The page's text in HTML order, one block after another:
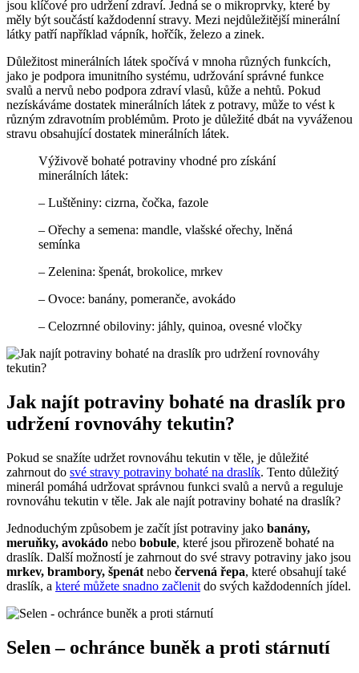
jsou klíčové pro udržení zdraví. Jedná se o mikroprvky, které by
měly být součástí každodenní stravy. Mezi nejdůležitější minerální
látky patří například vápník, hořčík, železo a zinek.
Důležitost minerálních látek spočívá v mnoha různých funkcích,
jako je podpora imunitního systému, udržování správné funkce
svalů a nervů nebo podpora zdraví vlasů, kůže a nehtů. Pokud
nezískáváme dostatek minerálních látek z potravy, může to vést k
různým zdravotním problémům. Proto je důležité dbát na vyváženou
stravu obsahující dostatek minerálních látek.
Výživově bohaté potraviny vhodné pro získání
minerálních látek:
– Luštěniny: cizrna, čočka, fazole
– Ořechy a semena: mandle, vlašské ořechy, lněná
semínka
– Zelenina: špenát, brokolice, mrkev
– Ovoce: banány, pomeranče, avokádo
– Celozrnné obiloviny: jáhly, quinoa, ovesné vločky
Jak najít potraviny bohaté na draslík pro
udržení rovnováhy tekutin?
Pokud se snažíte udržet rovnováhu tekutin v těle, je důležité
zahrnout do své stravy potraviny bohaté na draslík. Tento důležitý
minerál pomáhá udržovat správnou funkci svalů a nervů a reguluje
rovnováhu tekutin v těle. Jak ale najít potraviny bohaté na draslík?
Jednoduchým způsobem je začít jíst potraviny jako banány,
meruňky, avokádo nebo bobule, které jsou přirozeně bohaté na
draslík. Další možností je zahrnout do své stravy potraviny jako jsou
mrkev, brambory, špenát nebo červená řepa, které obsahují také
draslík, a které můžete snadno začlenit do svých každodenních jídel.
Selen – ochránce buněk a proti stárnutí